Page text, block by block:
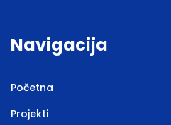
Navigacija
Početna
Projekti